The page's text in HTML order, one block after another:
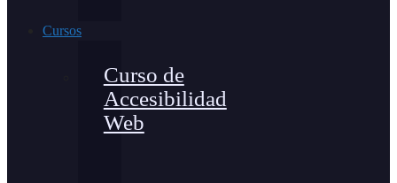
Cursos
Curso de
Accesibilidad
Web